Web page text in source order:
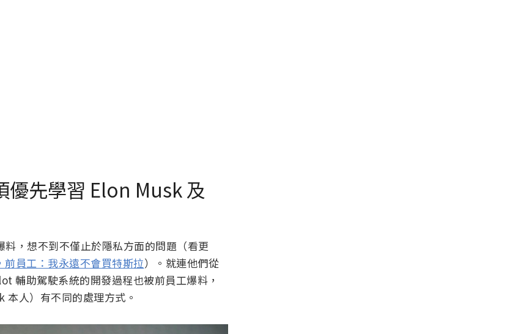
優先學習 Elon Musk 及
，想不到不僅止於隱私方面的問題（看更
員工：我永遠不會買特斯拉）。就連他們從
輔助駕駛系統的開發過程也被前員工爆料，
人）有不同的處理方式。